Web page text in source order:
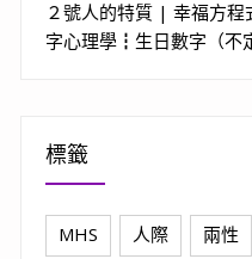
２號人的特質 | 幸福方
字心理學┇生日數字（不
標籤
MHS 人際 兩性